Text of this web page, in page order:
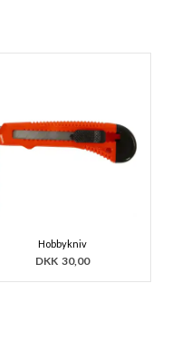
Hobbykniv
DKK 30,00